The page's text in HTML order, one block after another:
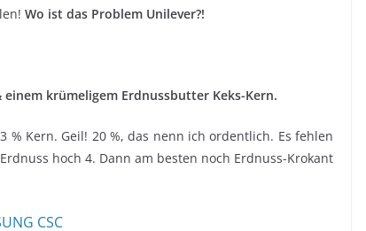
Wo ist das Problem Unilever?!
krümeligem Erdnussbutter Keks-Kern.
% Kern. Geil! 20 %, das nenn ich ordentlich. Es fehlen
hoch 4. Dann am besten noch Erdnuss-Krokant